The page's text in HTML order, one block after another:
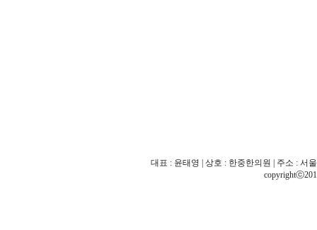
대표 : 윤태영 | 상호 : 한중한의원 | 주소 : 서